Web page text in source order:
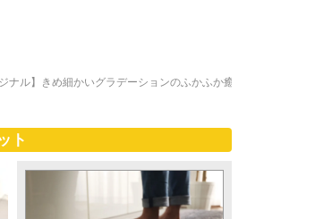
ジナル】きめ細かいグラデーションのふかふか癒
ト